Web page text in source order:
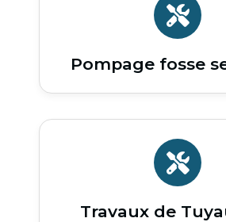
Pompage fosse
Travaux de